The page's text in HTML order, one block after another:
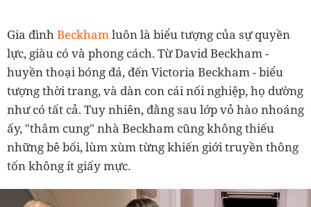
Gia đìnhBeckhamluôn là biểu tượng của sự quyền
lực, giàu có và phong cách. Từ David Beckham -
huyền thoại bóng đá, đến Victoria Beckham - biểu
tượng thời trang, và dàn con cái nối nghiệp, họ dường
như có tất cả. Tuy nhiên, đằng sau lớp vỏ hào nhoáng
ấy, "thâm cung" nhà Beckham cũng không thiếu
những bê bối, lùm xùm từng khiến giới truyền thông
tốn không ít giấy mực.